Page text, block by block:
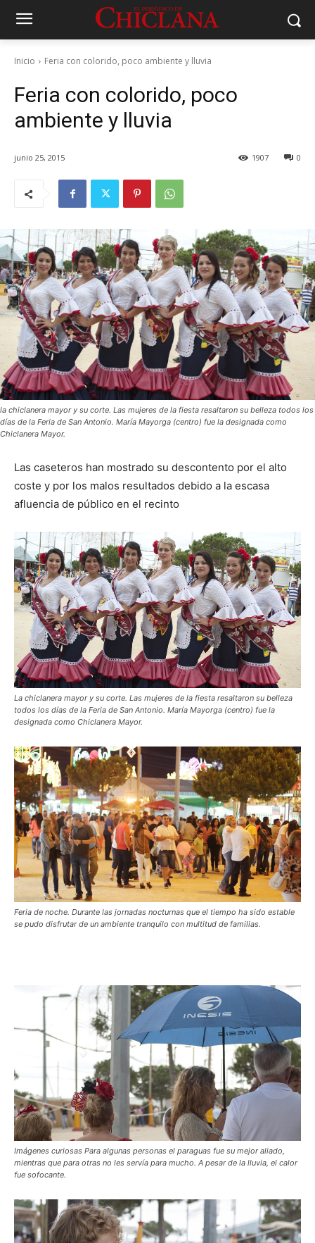
Inicio Feria con colorido, poco ambiente y lluvia
Feria con colorido, poco
ambiente y lluvia
junio 25, 2015 0
1907
la chiclanera mayor y su corte. Las mujeres de la fiesta resaltaron su belleza todos los
días de la Feria de San Antonio. María Mayorga (centro) fue la designada como
Chiclanera Mayor.
Las caseteros han mostrado su descontento por el alto
coste y por los malos resultados debido a la escasa
afluencia de público en el recinto
La chiclanera mayor y su corte. Las mujeres de la fiesta resaltaron su belleza
todos los días de la Feria de San Antonio. María Mayorga (centro) fue la
designada como Chiclanera Mayor.
Feria de noche. Durante las jornadas nocturnas que el tiempo ha sido estable
se pudo disfrutar de un ambiente tranquilo con multitud de familias.
Imágenes curiosas Para algunas personas el paraguas fue su mejor aliado,
mientras que para otras no les servía para mucho. A pesar de la lluvia, el calor
fue sofocante.